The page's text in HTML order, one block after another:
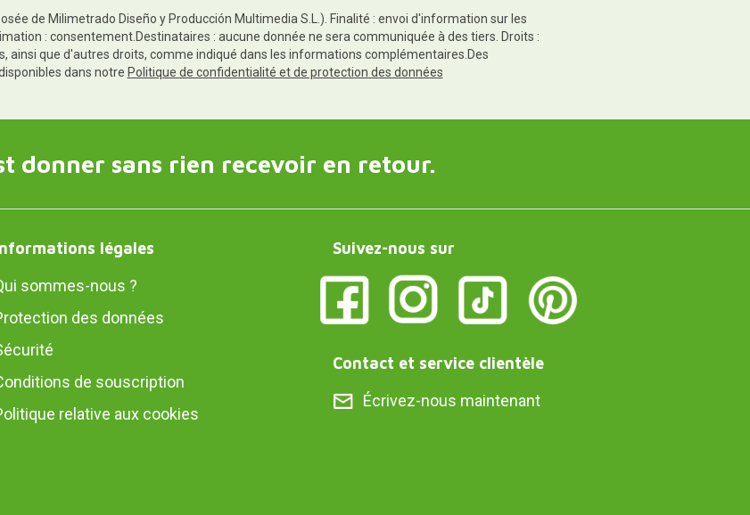
de Milimetrado Diseño y Producción Multimedia S.L.). Finalité : envoi d'information sur les
: consentement.Destinataires : aucune donnée ne sera communiquée à des tiers. Droits :
ainsi que d'autres droits, comme indiqué dans les informations complémentaires.Des
dans notre Politique de confidentialité et de protection des données
donner sans rien recevoir en retour.
légales
sommes-nous ?
des données
de souscription
relative aux cookies
Suivez-nous sur
Contact et service clientèle
Écrivez-nous maintenant